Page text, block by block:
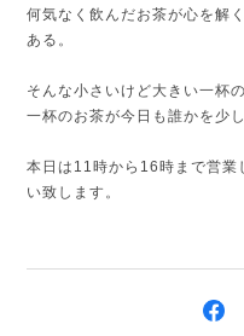
何気なく飲んだお茶が心を解
ある。
そんな小さいけど大きい一杯の
一杯のお茶が今日も誰かを少
本日は11時から16時まで営業
い致します。